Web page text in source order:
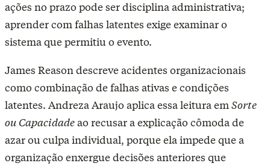
ações no prazo pode ser disciplina administrativa;
aprender com falhas latentes exige examinar o
sistema que permitiu o evento.
James Reason descreve acidentes organizacionais
como combinação de falhas ativas e condições
latentes. Andreza Araujo aplica essa leitura em Sorte
ou Capacidadeao recusar a explicação cômoda de
azar ou culpa individual, porque ela impede que a
organização enxergue decisões anteriores que